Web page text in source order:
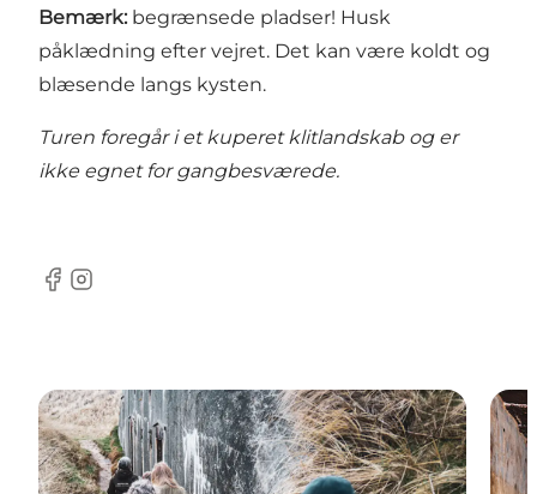
Bemærk: begrænsede pladser! Husk
påklædning efter vejret. Det kan være koldt og
blæsende langs kysten.
Turen foregår i et kuperet klitlandskab og er
ikke egnet for gangbesværede.
Facebook
Instagram